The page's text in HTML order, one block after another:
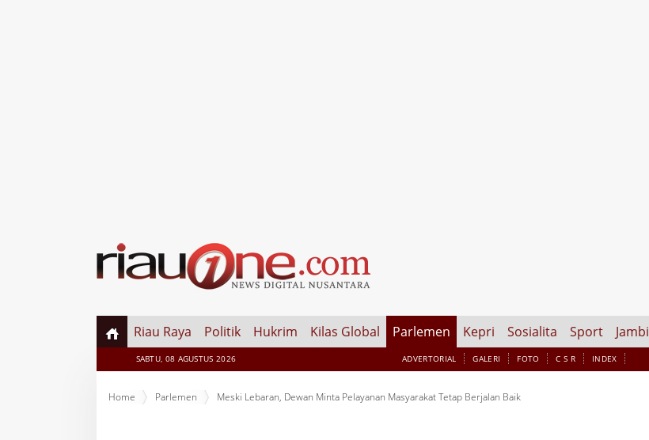
Riau Raya Politik Hukrim Kilas Global Parlemen Kepri Sosialita Sport Jambi
SABTU, 08 AGUSTUS 2026 ADVERTORIAL GALERI FOTO C S R INDEX
Home Parlemen Meski Lebaran, Dewan Minta Pelayanan Masyarakat Tetap Berjalan Baik